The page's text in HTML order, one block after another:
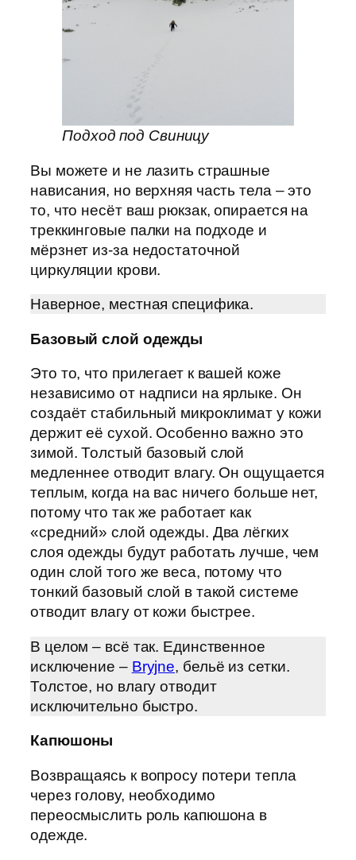
Подход под Свиницу
Вы можете и не лазить страшные
нависания, но верхняя часть тела – это
то, что несёт ваш рюкзак, опирается на
треккинговые палки на подходе и
мёрзнет из-за недостаточной
циркуляции крови.
Наверное, местная специфика.
Базовый слой одежды
Это то, что прилегает к вашей коже
независимо от надписи на ярлыке. Он
создаёт стабильный микроклимат у кожи
держит её сухой. Особенно важно это
зимой. Толстый базовый слой
медленнее отводит влагу. Он ощущается
теплым, когда на вас ничего больше нет,
потому что так же работает как
«средний» слой одежды. Два лёгких
слоя одежды будут работать лучше, чем
один слой того же веса, потому что
тонкий базовый слой в такой системе
отводит влагу от кожи быстрее.
В целом – всё так. Единственное
исключение – Bryjne, бельё из сетки.
Толстое, но влагу отводит
исключительно быстро.
Капюшоны
Возвращаясь к вопросу потери тепла
через голову, необходимо
переосмыслить роль капюшона в
одежде.